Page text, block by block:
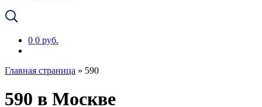
0 0 руб.
Главная страница » 590
590 в Москве